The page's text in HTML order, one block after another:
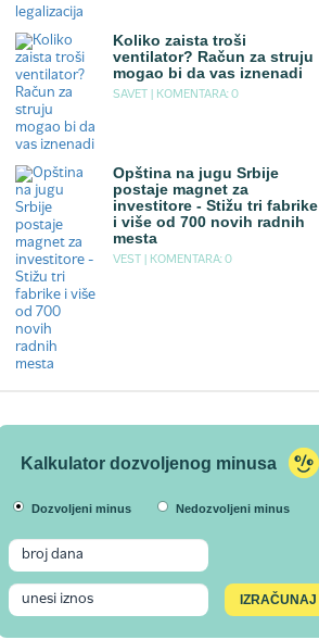
Koliko zaista troši
ventilator? Račun za struju
mogao bi da vas iznenadi
SAVET | KOMENTARA: 0
Opština na jugu Srbije
postaje magnet za
investitore - Stižu tri fabrike
i više od 700 novih radnih
mesta
VEST | KOMENTARA: 0
Kalkulator dozvoljenog minusa
Dozvoljeni minus Nedozvoljeni minus